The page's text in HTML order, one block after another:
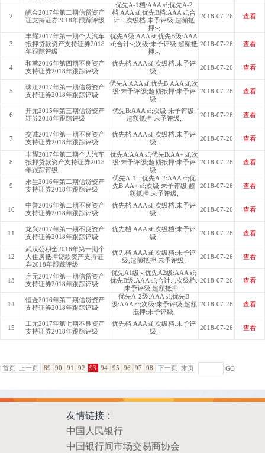
2
皖金2017年第二期信贷资产
证支持证券2018年跟踪评级
优先A-1档:AAA sf;优先A-2
档:AAA sf;优先B档:AAA sf;合
计:-;次级档:未予评级;超额抵
押:-;
2018-07-26 查看
3
丰耀2017年第一期个人汽车
抵押贷款资产支持证券2018
年跟踪评级
优先A级:AAA sf;优先B级:AAA
sf;合计:-;次级:未予评级;超额抵
押:-;
2018-07-26 查看
4
和萃2016年第四期不良资产
支持证券2018年跟踪评级
优先档:AAA sf;次级档:未予评
级;
2018-07-26 查看
5
珠江2017年第一期信贷资产
支持证券2018年跟踪评级
优先A:AAA sf;优先B:AAA sf;次
级:未予评级;超额抵押:未予评
级;
2018-07-26 查看
6
开元2015年第三期信贷资产
证券2018年跟踪评级
优先B:AAA sf;次级:未予评级;
超额抵押:未予评级;
2018-07-26 查看
7
交诚2017年第一期不良资产
支持证券2018年跟踪评级
优先档:AAA sf;次级档:未予评
级;
2018-07-26 查看
8
丰耀2017年第二期个人汽车
抵押贷款资产支持证券2018
年跟踪评级
优先A:AAA sf;优先B:AA+ sf;次
级:未予评级;超额抵押:未予评
级;
2018-07-26 查看
9
永生2016年第二期信贷资产
支持证券2018年跟踪评级
优先A-1:-;优先A-2:AAA sf;优
先B:AA+ sf;次级:未予评级;超
额抵押:未予评级;
2018-07-26 查看
10
中誉2016年第二期不良资产
支持证券2018年跟踪评级
优先档:AAA sf;次级档:未予评
级;
2018-07-26 查看
11
龙兴2017年第一期不良资产
支持证券2018年跟踪评级
优先档:AAA sf;次级档:未予评
级;
2018-07-26 查看
12
武汉公积金2016年第一期个
人住房抵押贷款资产支持证
券2018年跟踪评级
优先档:AAA sf;次级档:未予评
级;超额抵押:未予评级;
2018-07-26 查看
13
启元2017年第一期信贷资产
支持证券2018年跟踪评级
优先A1级:-;优先A2级:AAA sf;
优先B级:AAA sf;合计:-;次级档:
未予评级;超额抵押:-;
2018-07-26 查看
14
恒金2016年第二期信贷资产
支持证券2018年跟踪评级
优先A-2级:AAA sf;优先B
级:AAA sf;次级:未予评级;超额
抵押:未予评级;
2018-07-26 查看
15
工元2017年第七期不良资产
支持证券2018年跟踪评级
优先档:AAA sf;次级档:未予评
级;
2018-07-26 查看
首页 上一页 89 90 91 92 93 94 95 96 97 98 下一页 末页 GO
友情链接：
中国人民银行
中国银行间市场交易商协会